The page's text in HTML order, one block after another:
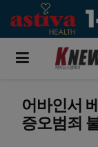
어바인서
증오범죄